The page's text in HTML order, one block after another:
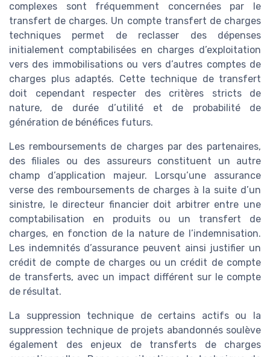
complexes sont fréquemment concernées par le
transfert de charges. Un compte transfert de charges
techniques permet de reclasser des dépenses
initialement comptabilisées en charges d’exploitation
vers des immobilisations ou vers d’autres comptes de
charges plus adaptés. Cette technique de transfert
doit cependant respecter des critères stricts de
nature, de durée d’utilité et de probabilité de
génération de bénéfices futurs.
Les remboursements de charges par des partenaires,
des filiales ou des assureurs constituent un autre
champ d’application majeur. Lorsqu’une assurance
verse des remboursements de charges à la suite d’un
sinistre, le directeur financier doit arbitrer entre une
comptabilisation en produits ou un transfert de
charges, en fonction de la nature de l’indemnisation.
Les indemnités d’assurance peuvent ainsi justifier un
crédit de compte de charges ou un crédit de compte
de transferts, avec un impact différent sur le compte
de résultat.
La suppression technique de certains actifs ou la
suppression technique de projets abandonnés soulève
également des enjeux de transferts de charges